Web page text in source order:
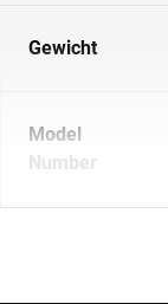
Gewicht
Model
Number